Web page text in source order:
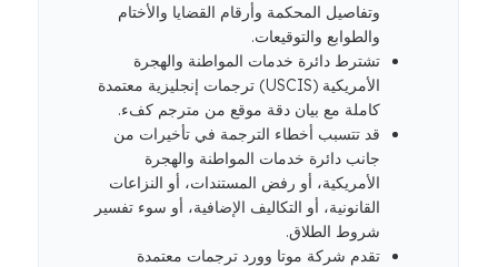
وتفاصيل المحكمة وأرقام القضايا والأختام
والطوابع والتوقيعات.
تشترط دائرة خدمات المواطنة والهجرة
الأمريكية (USCIS) ترجمات إنجليزية معتمدة
كاملة مع بيان دقة موقع من مترجم كفء.
قد تتسبب أخطاء الترجمة في تأخيرات من
جانب دائرة خدمات المواطنة والهجرة
الأمريكية، أو رفض المستندات، أو النزاعات
القانونية، أو التكاليف الإضافية، أو سوء تفسير
شروط الطلاق.
تقدم شركة موتا وورد ترجمات معتمدة